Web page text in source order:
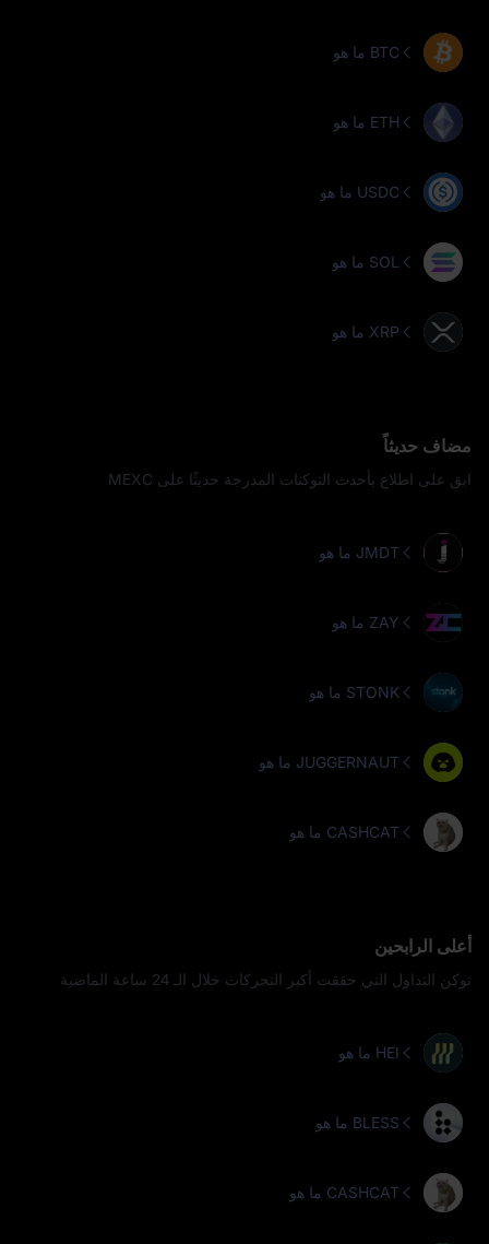
ما هو BTC
ما هو ETH
ما هو USDC
ما هو SOL
ما هو XRP
مضاف حديثاً
ابق على اطلاع بأحدث التوكنات المدرجة حديثًا على MEXC
ما هو JMDT
ما هو ZAY
ما هو STONK
ما هو JUGGERNAUT
ما هو CASHCAT
أعلى الرابحين
توكن التداول التي حققت أكبر التحركات خلال الـ 24 ساعة الماضية
ما هو HEI
ما هو BLESS
ما هو CASHCAT